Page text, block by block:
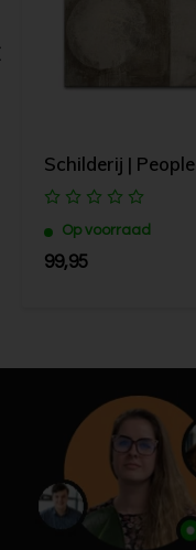
Schilderij | People
Op voorraad
99,95